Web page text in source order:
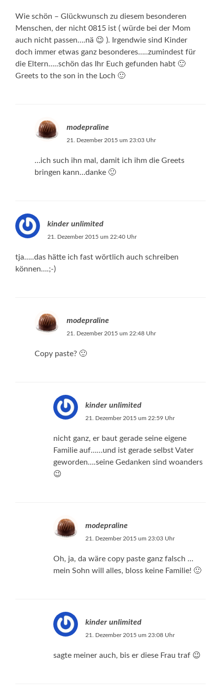
Wie schön – Glückwunsch zu diesem besonderen
Menschen, der nicht 0815 ist ( würde bei der Mom
auch nicht passen….nä 😉 ). Irgendwie sind Kinder
doch immer etwas ganz besonderes…..zumindest für
die Eltern…..schön das Ihr Euch gefunden habt 🙂
Greets to the son in the Loch 🙂
modepraline
21. Dezember 2015 um 23:03 Uhr
…ich such ihn mal, damit ich ihm die Greets
bringen kann…danke 🙂
kinder unlimited
21. Dezember 2015 um 22:40 Uhr
tja…..das hätte ich fast wörtlich auch schreiben
können….;-)
modepraline
21. Dezember 2015 um 22:48 Uhr
Copy paste? 🙂
kinder unlimited
21. Dezember 2015 um 22:59 Uhr
nicht ganz, er baut gerade seine eigene
Familie auf……und ist gerade selbst Vater
geworden….seine Gedanken sind woanders
😉
modepraline
21. Dezember 2015 um 23:03 Uhr
Oh, ja, da wäre copy paste ganz falsch …
mein Sohn will alles, bloss keine Familie! 🙂
kinder unlimited
21. Dezember 2015 um 23:08 Uhr
sagte meiner auch, bis er diese Frau traf 😉